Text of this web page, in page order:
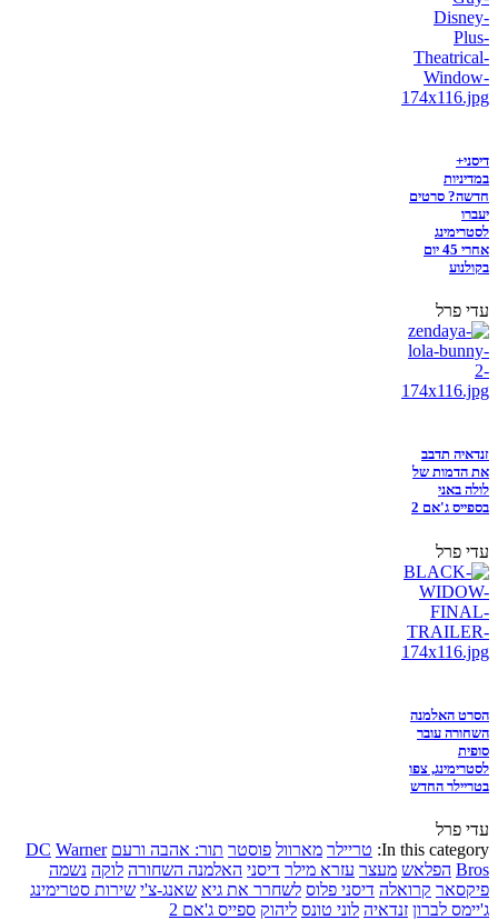
דיסני+
במדיניות
חדשה? סרטים
יעברו
לסטרימינג
אחרי 45 יום
בקולנוע
עדי פרל
זנדאיה תדבב
את הדמות של
לולה באני
בספייס ג'אם 2
עדי פרל
הסרט האלמנה
השחורה עובר
סופית
לסטרימינג, צפו
בטריילר החדש
עדי פרל
In this category: טריילר מארוול פוסטר תור: אהבה ורעם DC Warner
Bros הפלאש מעצר עזרא מילר דיסני האלמנה השחורה לוקה נשמה
פיקסאר קרואלה דיסני פלוס לשחרר את גיא שאנג-צ'י שירות סטרימינג
ג'יימס לברון זנדאיה לוני טונס ליהוק ספייס ג'אם 2